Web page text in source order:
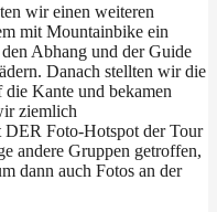
wir einen weiteren
mit Mountainbike ein
Abhang und der Guide
Danach stellten wir die
die Kante und bekamen
ziemlich
DER Foto-Hotspot der Tour
andere Gruppen getroffen,
dann auch Fotos an der